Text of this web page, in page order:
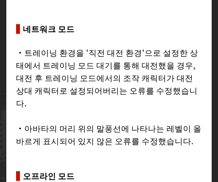
네트워크 모드
・트레이닝 환경을 '직전 대전 환경'으로 설정한 상
태에서 트레이닝 모드 대기를 통해 대전했을 경우,
대전 후 트레이닝 모드에서의 조작 캐릭터가 대전
상대 캐릭터로 설정되어버리는 오류를 수정했습니
다.
・아바타의 머리 위의 말풍선에 나타나는 레벨이 올
바르게 표시되어 있지 않은 오류를 수정했습니다.
오프라인 모드